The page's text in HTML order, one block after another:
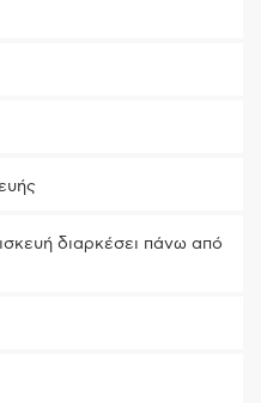
διαρκέσει πάνω από